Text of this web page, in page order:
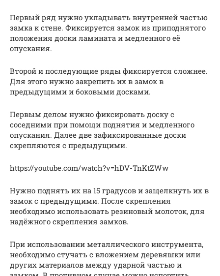
Первый ряд нужно укладывать внутренней частью
замка к стене. Фиксируется замок из приподнятого
положения доски ламината и медленного её
опускания.
Второй и последующие ряды фиксируется сложнее.
Для этого нужно закрепить их в замок в
предыдущими и боковыми досками.
Первым делом нужно фиксировать доску с
соседними при помощи поднятия и медленного
опускания. Далее две зафиксированные доски
скрепляются с предыдущими.
https://youtube.com/watch?v=hDV-TnKtZWw
Нужно поднять их на 15 градусов и защелкнуть их в
замок с предыдущими. После скрепления
необходимо использовать резиновый молоток, для
надёжного скрепления замков.
При использовании металлического инструмента,
необходимо стучать с вложением деревяшки или
других материалов между ударной частью и